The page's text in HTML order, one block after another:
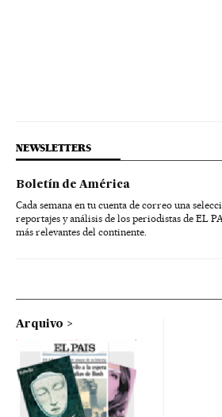
NEWSLETTERS
Boletín de América
Cada semana en tu cuenta de correo una
reportajes y análisis de los periodistas de EL
más relevantes del continente.
Arquivo